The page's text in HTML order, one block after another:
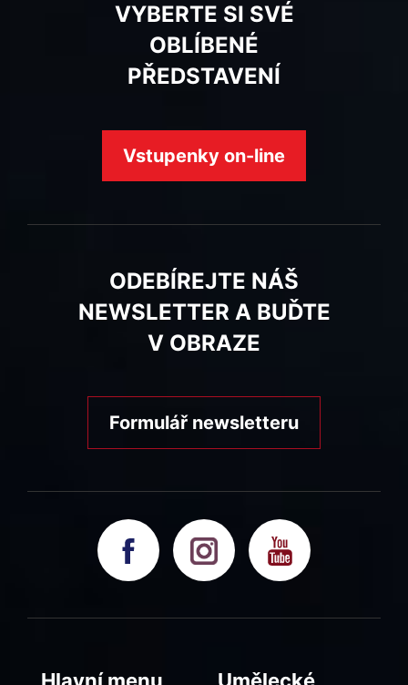
VYBERTE SI SVÉ
OBLÍBENÉ
PŘEDSTAVENÍ
Vstupenky on-line
ODEBÍREJTE NÁŠ
NEWSLETTER A BUĎTE
V OBRAZE
Formulář newsletteru